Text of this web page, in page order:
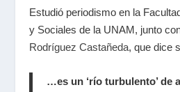
Estudió periodismo en la
y Sociales de la UNAM, junto
Rodríguez Castañeda, que dice
…es un ‘río turbulento’ de